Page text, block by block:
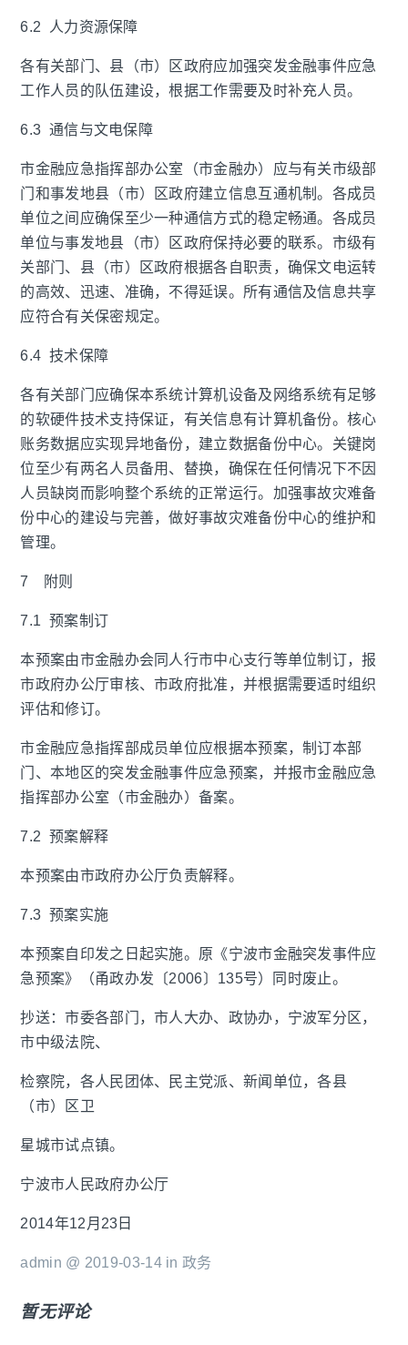
6.2 人力资源保障
各有关部门、县（市）区政府应加强突发金融事件应急
工作人员的队伍建设，根据工作需要及时补充人员。
6.3 通信与文电保障
市金融应急指挥部办公室（市金融办）应与有关市级部
门和事发地县（市）区政府建立信息互通机制。各成员
单位之间应确保至少一种通信方式的稳定畅通。各成员
单位与事发地县（市）区政府保持必要的联系。市级有
关部门、县（市）区政府根据各自职责，确保文电运转
的高效、迅速、准确，不得延误。所有通信及信息共享
应符合有关保密规定。
6.4 技术保障
各有关部门应确保本系统计算机设备及网络系统有足够
的软硬件技术支持保证，有关信息有计算机备份。核心
账务数据应实现异地备份，建立数据备份中心。关键岗
位至少有两名人员备用、替换，确保在任何情况下不因
人员缺岗而影响整个系统的正常运行。加强事故灾难备
份中心的建设与完善，做好事故灾难备份中心的维护和
管理。
7 附则
7.1 预案制订
本预案由市金融办会同人行市中心支行等单位制订，报
市政府办公厅审核、市政府批准，并根据需要适时组织
评估和修订。
市金融应急指挥部成员单位应根据本预案，制订本部
门、本地区的突发金融事件应急预案，并报市金融应急
指挥部办公室（市金融办）备案。
7.2 预案解释
本预案由市政府办公厅负责解释。
7.3 预案实施
本预案自印发之日起实施。原《宁波市金融突发事件应
急预案》（甬政办发〔2006〕135号）同时废止。
抄送：市委各部门，市人大办、政协办，宁波军分区，
市中级法院、
检察院，各人民团体、民主党派、新闻单位，各县
（市）区卫
星城市试点镇。
宁波市人民政府办公厅
2014年12月23日
admin @ 2019-03-14 in 政务
暂无评论